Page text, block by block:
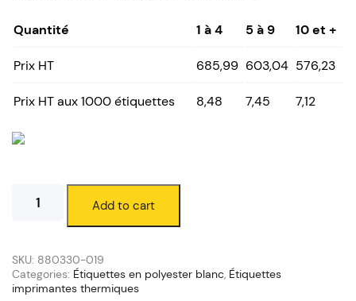
Quantité 1 à 4 5 à 9 10 et +
Prix HT 685,99 603,04 576,23
Prix HT aux 1000 étiquettes 8,48 7,45 7,12
polyester
x
19
mm
Add to cart
SKU: 880330-019
Categories: Étiquettes en polyester blanc, Étiquettes
imprimantes thermiques